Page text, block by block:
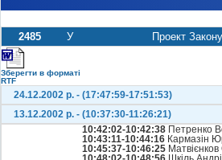
2485 У Проект
Зберегти в форматі
RTF
24.12.2002 р. - (17:47:59-17:51:53)
13.12.2002 р. - (10:37:30-11:26:21)
10:42:02-10:42:38 Петренко
10:43:11-10:44:16 Кармазін
10:45:37-10:46:25